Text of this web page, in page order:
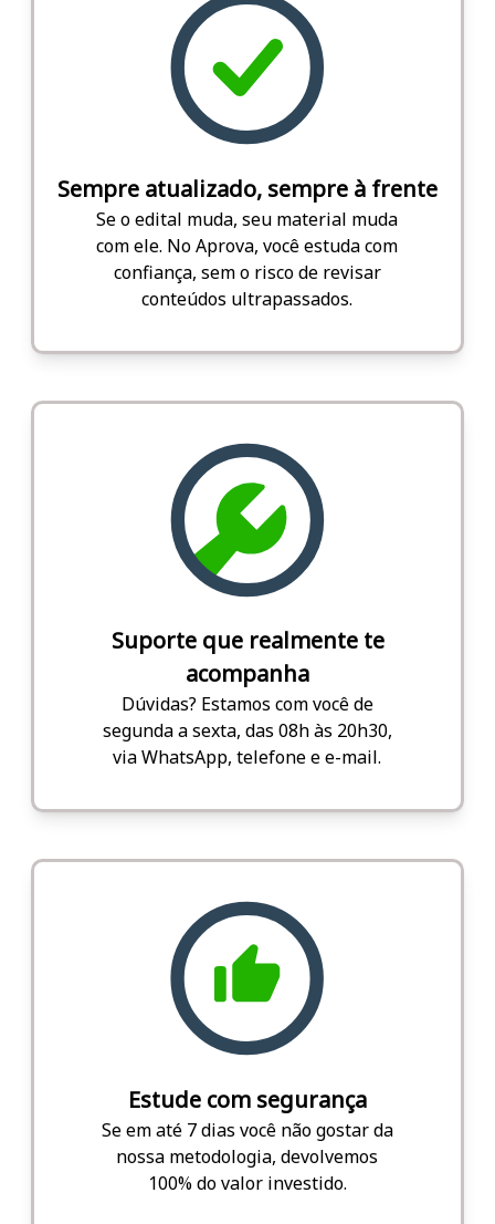
Sempre atualizado, sempre à frente
Se o edital muda, seu material muda
com ele. No Aprova, você estuda com
confiança, sem o risco de revisar
conteúdos ultrapassados.
Suporte que realmente te
acompanha
Dúvidas? Estamos com você de
segunda a sexta, das 08h às 20h30,
via WhatsApp, telefone e e-mail.
Estude com segurança
Se em até 7 dias você não gostar da
nossa metodologia, devolvemos
100% do valor investido.